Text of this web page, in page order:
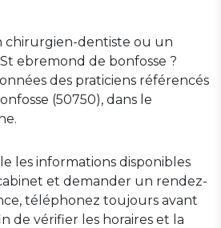
chirurgien-dentiste ou un
ebremond de bonfosse ?
des praticiens référencés
(50750), dans le
les informations disponibles
et demander un rendez-
téléphonez toujours avant
de vérifier les horaires et la